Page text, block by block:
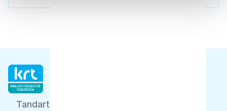
Tandarts